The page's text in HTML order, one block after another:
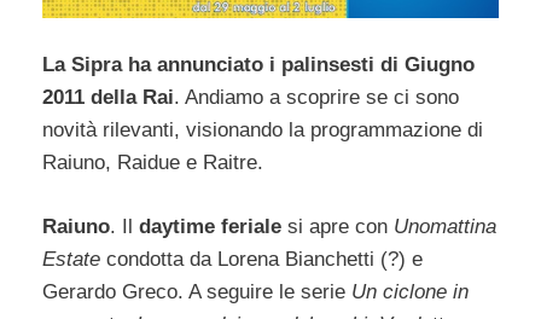
La Sipra ha annunciato i palinsesti di Giugno
2011 della Rai. Andiamo a scoprire se ci sono
novità rilevanti, visionando la programmazione di
Raiuno, Raidue e Raitre.
Raiuno. Il daytime feriale si apre con Unomattina
Estate condotta da Lorena Bianchetti (?) e
Gerardo Greco. A seguire le serie Un ciclone in